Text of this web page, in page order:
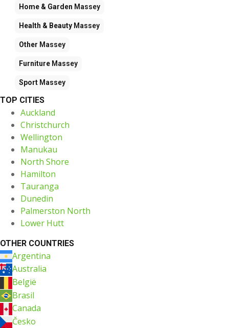
Home & Garden Massey
Health & Beauty Massey
Other Massey
Furniture Massey
Sport Massey
TOP CITIES
Auckland
Christchurch
Wellington
Manukau
North Shore
Hamilton
Tauranga
Dunedin
Palmerston North
Lower Hutt
OTHER COUNTRIES
Argentina
Australia
België
Brasil
Canada
Česko